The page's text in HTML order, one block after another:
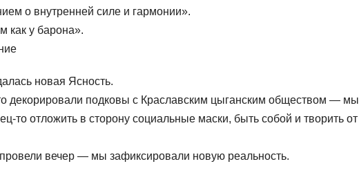
о внутренней силе и гармонии».
как у барона».
новая Ясность.
декорировали подковы с Краславским цыганским обществом — мы
то отложить в сторону социальные маски, быть собой и творить от
вечер — мы зафиксировали новую реальность.